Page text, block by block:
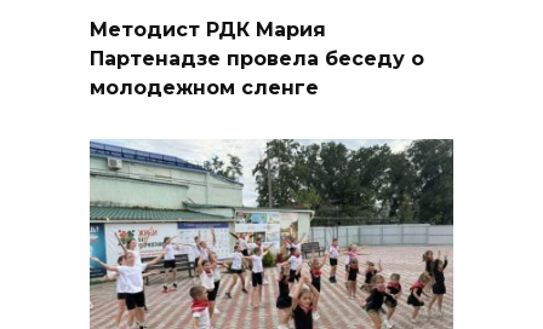
Методист РДК Мария
Партенадзе провела беседу о
молодежном сленге